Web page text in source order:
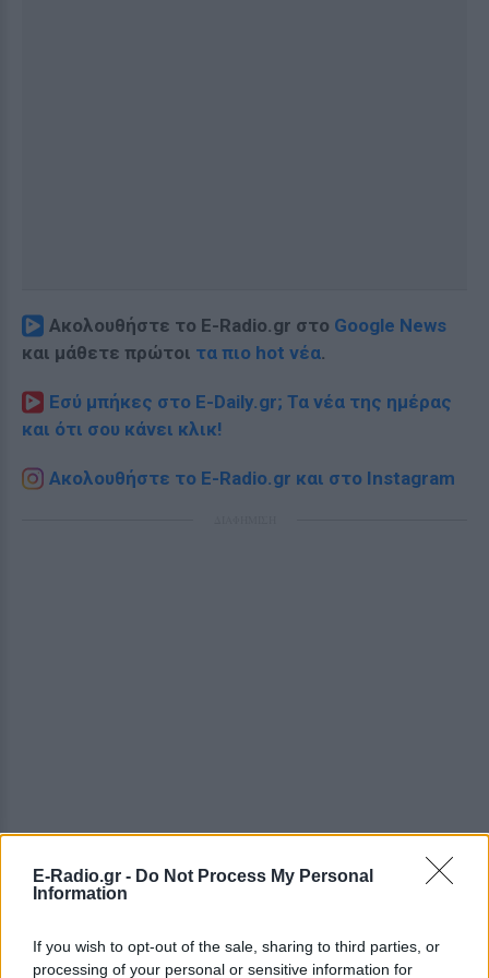
E-Radio.gr - Do Not Process My Personal
Information
If you wish to opt-out of the sale, sharing to third parties, or
processing of your personal or sensitive information for
Ακολουθήστε το E-Radio.gr στο Google News
και μάθετε πρώτοι τα πιο hot νέα.
Εσύ μπήκες στο E-Daily.gr; Τα νέα της ημέρας
και ότι σου κάνει κλικ!
Ακολουθήστε το E-Radio.gr και στο Instagram